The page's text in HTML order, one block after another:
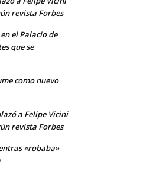
revista Forbes
el Palacio de
que se
como nuevo
a Felipe Vicini
revista Forbes
«robaba»